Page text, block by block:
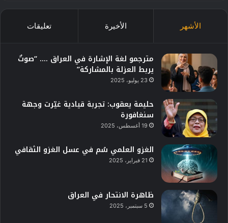
الأشهر الأخيرة تعليقات
مترجمو لغة الإشارة في العراق …. “صوتٌ
يربط العزلة بالمشاركة”
23 يوليو، 2025
حليمة يعقوب: تجربة قيادية غيّرت وجهة
سنغافورة
19 أغسطس، 2025
الغزو العلمي سُم في عسل الغزو الثقافي
21 فبراير، 2025
ظاهرة الانتحار في العراق
5 سبتمبر، 2025